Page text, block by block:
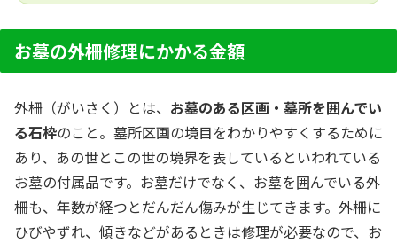
お墓の外柵修理にかかる金額
外柵（がいさく）とは、 お墓のある区画・墓所を囲んでい
る石枠のこと。墓所区画の境目をわかりやすくするために
あり、あの世とこの世の境界を表しているといわれている
お墓の付属品です。お墓だけでなく、お墓を囲んでいる外
柵も、年数が経つとだんだん傷みが生じてきます。外柵に
ひびやずれ、傾きなどがあるときは修理が必要なので、お